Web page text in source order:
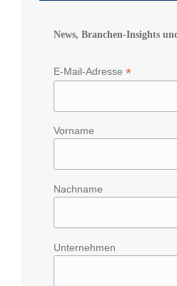
News, Branchen-Insights
E-Mail-Adresse *
Vorname
Nachname
Unternehmen